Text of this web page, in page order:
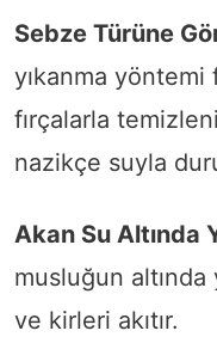
Sebze Türüne
yıkanma yöntemi
fırçalarla
nazikçe suyla
Akan Su Altında
musluğun
ve kirleri akıtır.